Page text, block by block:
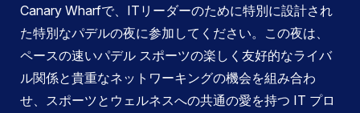
Canary Wharfで、ITリーダーのために特別に設計され
た特別なパデルの夜に参加してください。この夜は、
ペースの速いパデル スポーツの楽しく友好的なライバ
ル関係と貴重なネットワーキングの機会を組み合わ
せ、スポーツとウェルネスへの共通の愛を持つ IT プロ